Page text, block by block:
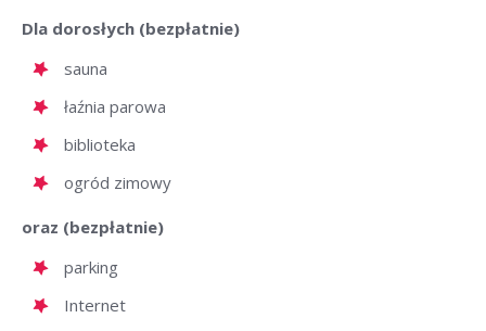
Dla dorosłych (bezpłatnie)
sauna
łaźnia parowa
biblioteka
ogród zimowy
oraz (bezpłatnie)
parking
Internet